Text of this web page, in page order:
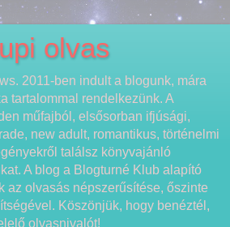
olvas
2011-ben indult a blogunk, mára
tartalommal rendelkezünk. A
műfajból, elsősorban ifjúsági,
new adult, romantikus, történelmi
találsz könyvajánló
A blog a Blogturné Klub alapító
az olvasás népszerűsítése, őszinte
Köszönjük, hogy benéztél,
olvasnivalót!